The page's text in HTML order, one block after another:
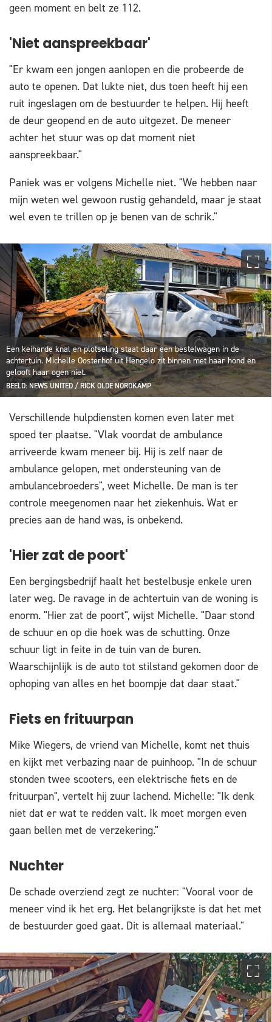
geen moment en belt ze 112.
'Niet aanspreekbaar'
"Er kwam een jongen aanlopen en die probeerde de
auto te openen. Dat lukte niet, dus toen heeft hij een
ruit ingeslagen om de bestuurder te helpen. Hij heeft
de deur geopend en de auto uitgezet. De meneer
achter het stuur was op dat moment niet
aanspreekbaar."
Paniek was er volgens Michelle niet. "We hebben naar
mijn weten wel gewoon rustig gehandeld, maar je staat
wel even te trillen op je benen van de schrik."
Een keiharde knal en plotseling staat daar een bestelwagen in de
achtertuin. Michelle Oosterhof uit Hengelo zit binnen met haar hond en
gelooft haar ogen niet.
BEELD: NEWS UNITED / RICK OLDE NORDKAMP
Verschillende hulpdiensten komen even later met
spoed ter plaatse. "Vlak voordat de ambulance
arriveerde kwam meneer bij. Hij is zelf naar de
ambulance gelopen, met ondersteuning van de
ambulancebroeders", weet Michelle. De man is ter
controle meegenomen naar het ziekenhuis. Wat er
precies aan de hand was, is onbekend.
'Hier zat de poort'
Een bergingsbedrijf haalt het bestelbusje enkele uren
later weg. De ravage in de achtertuin van de woning is
enorm. "Hier zat de poort", wijst Michelle. "Daar stond
de schuur en op die hoek was de schutting. Onze
schuur ligt in feite in de tuin van de buren.
Waarschijnlijk is de auto tot stilstand gekomen door de
ophoping van alles en het boompje dat daar staat."
Fiets en frituurpan
Mike Wiegers, de vriend van Michelle, komt net thuis
en kijkt met verbazing naar de puinhoop. "In de schuur
stonden twee scooters, een elektrische fiets en de
frituurpan", vertelt hij zuur lachend. Michelle: "Ik denk
niet dat er wat te redden valt. Ik moet morgen even
gaan bellen met de verzekering."
Nuchter
De schade overziend zegt ze nuchter: "Vooral voor de
meneer vind ik het erg. Het belangrijkste is dat het met
de bestuurder goed gaat. Dit is allemaal materiaal."